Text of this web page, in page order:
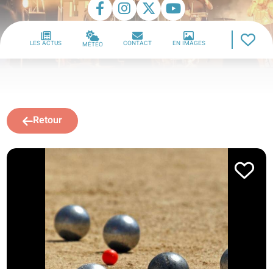
LES ACTUS MÉTÉO CONTACT EN IMAGES
Retour